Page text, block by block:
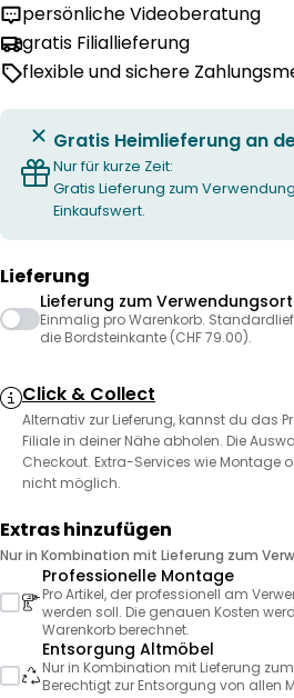
persönliche Videoberatung
gratis Filiallieferung
flexible und sichere
Gratis Heimlieferung an
Nur für kurze Zeit:
Gratis Lieferung zum
Einkaufswert.
Lieferung
Lieferung zum Verwendungsort
Einmalig pro Warenkorb.
die Bordsteinkante (CHF 79.00).
Click & Collect
Alternativ zur Lieferung, kannst du das
Filiale in deiner Nähe abholen. Die
Checkout. Extra-Services wie Montage
nicht möglich.
Extras hinzufügen
Nur in Kombination mit Lieferung zum
Professionelle Montage
Pro Artikel, der professionell am
werden soll. Die genauen Kosten
Warenkorb berechnet.
Entsorgung Altmöbel
Nur in Kombination mit Lieferung
Berechtigt zur Entsorgung von allen